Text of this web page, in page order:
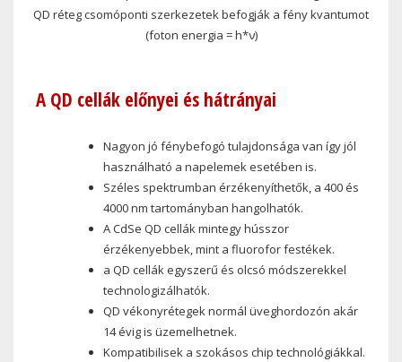
QD réteg csomóponti szerkezetek befogják a fény kvantumot
(foton energia = h*ν)
A QD cellák előnyei és hátrányai
Nagyon jó fénybefogó tulajdonsága van így jól
használható a napelemek esetében is.
Széles spektrumban érzékenyíthetők, a 400 és
4000 nm tartományban hangolhatók.
A CdSe QD cellák mintegy hússzor
érzékenyebbek, mint a fluorofor festékek.
a QD cellák egyszerű és olcsó módszerekkel
technologizálhatók.
QD vékonyrétegek normál üveghordozón akár
14 évig is üzemelhetnek.
Kompatibilisek a szokásos chip technológiákkal.